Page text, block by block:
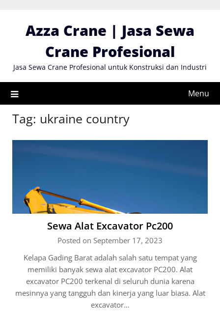
contentAzza Crane | Jasa Sewa
Crane Profesional
Jasa Sewa Crane Profesional untuk Konstruksi dan Industri
Menu
Tag: ukraine country
Sewa Alat Excavator Pc200
Posted on September 17, 2023
Kelapa Gading Barat adalah salah satu tempat yang
memiliki banyak sewa alat excavator PC200. Alat
excavator PC200 terkenal di seluruh dunia karena
mesinnya yang tangguh dan kinerja yang luar biasa. Alat
excavator…